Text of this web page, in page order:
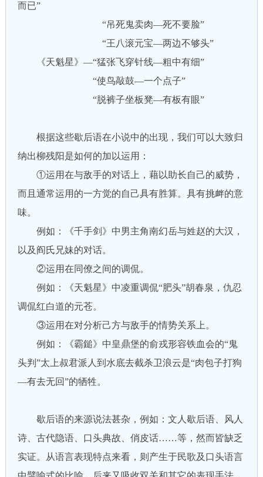
而已”
“吊死鬼卖肉—死不要脸”
“王八滚元宝—两边不够头”
《天魁星》—“猛张飞穿针线—粗中有细”
“使鸟敲鼓—一个点子”
“脱裤子坐板凳—有板有眼”
根据这些歇后语在小说中的出现，我们可以大致归
纳出柳残阳是如何的加以运用：
①运用在与敌手的对话上，藉以助长自己的威势，
而且通常运用的一方觉的自己具有胜算。具有挑衅的意
味。
例如：《千手剑》中男主角南幻岳与姓赵的大汉，
以及阎氏兄妹的对话。
②运用在同僚之间的调侃。
例如：《天魁星》中凌重调侃“肥头”胡春泉，仇忍
调侃红白道的元苍。
③运用在对分析己方与敌手的情势关系上。
例如：《霸鎚》中皇鼎堡的俞戎形容铁血会的“鬼
头判”太上叔君派人到水底去截杀卫浪云是“肉包子打狗
—有去无回”的牺牲。
歇后语的来源说法甚杂，例如：文人歇后语、风人
诗、古代隐语、口头典故、俏皮话……等，然而皆缺乏
实证。从语言表现特点来看，则产生于民歌及口头语言